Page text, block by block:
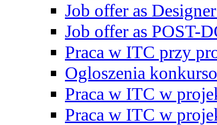
Job offer as
Job offer as POST-
Praca w ITC przy
Ogloszenia
Praca w ITC w
Praca w ITC w